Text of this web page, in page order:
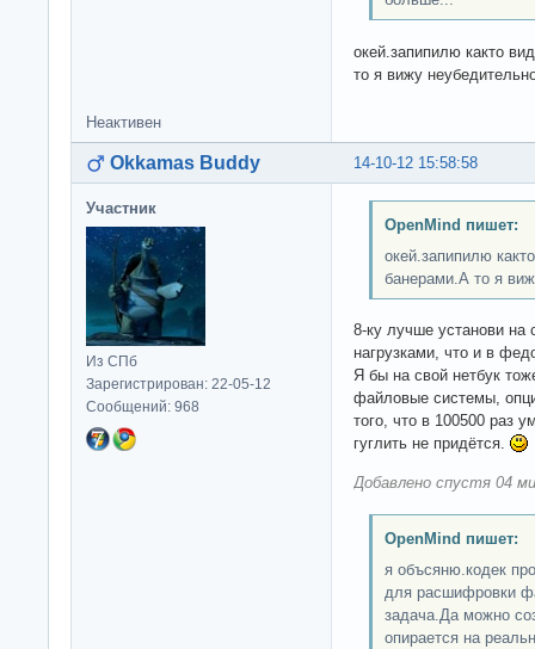
окей.запипилю както
то я вижу
Неактивен
14-10-12 15:58:58
Okkamas Buddy
Участник
Из СПб
Зарегистрирован: 22-05-12
Сообщений: 968
OpenMind пишет:
окей.запипилю
банерами.А то я
8-ку лучше установи на
нагрузками, что и в
Я бы на свой нетбук
файловые системы,
того, что в 100500 раз
гуглить не придётся.
Добавлено спустя 04
OpenMind пишет:
я объсяню.кодек
для расшифровки
задача.Да можно
опирается на